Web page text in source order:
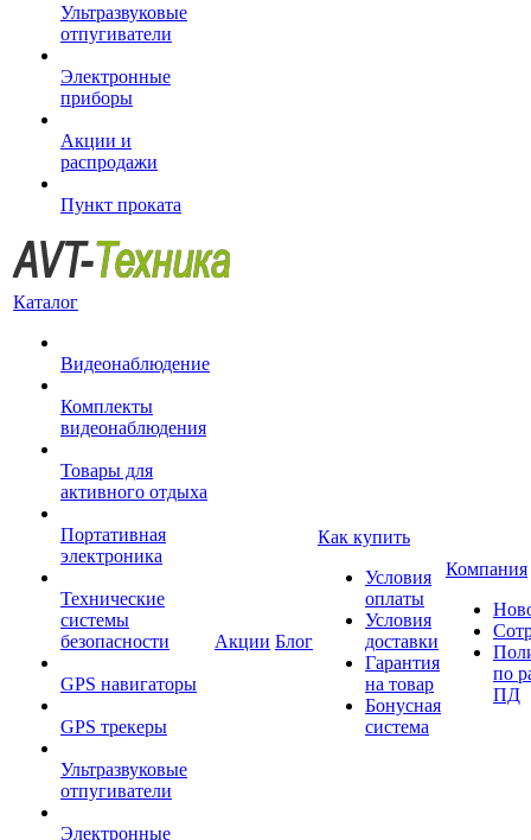
Ультразвуковые
отпугиватели
Электронные
приборы
Акции и
распродажи
Пункт проката
Каталог
Видеонаблюдение
Комплекты
видеонаблюдения
Товары для
активного отдыха
Портативная
электроника
Технические
системы
безопасности
GPS навигаторы
GPS трекеры
Ультразвуковые
отпугиватели
Электронные
Акции Блог
Как купить
Условия
оплаты
Условия
доставки
Гарантия
на товар
Бонусная
система
Компания
по
ПД